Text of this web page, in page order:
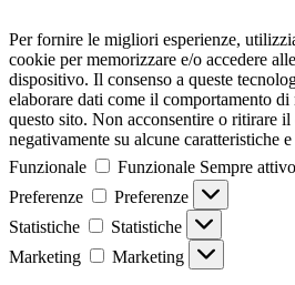
Per fornire le migliori esperienze,
cookie per memorizzare e/o accedere
dispositivo. Il consenso a queste
elaborare dati come il comportamento
questo sito. Non acconsentire o ritirare
negativamente su alcune caratteristiche
Funzionale
Funzionale Sempre attivo
Preferenze
Preferenze
Statistiche
Statistiche
Marketing
Marketing